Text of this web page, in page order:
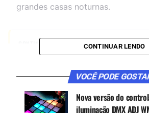
grandes casas noturnas.
CONTINUE ACOMPANHANDO
Receba novas matérias do
WhatsApp e no Google News.
Canal WhatsApp
CONTINUAR LENDO
VOCÊ PODE
Nova versão do
iluminação DMX ADJ